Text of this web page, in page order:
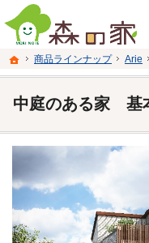
ホーム
商品ラインナップ Arie
中庭のある家 基
富山県南砺市の注文住宅・新築
富山県南砺市の新築・注文住宅